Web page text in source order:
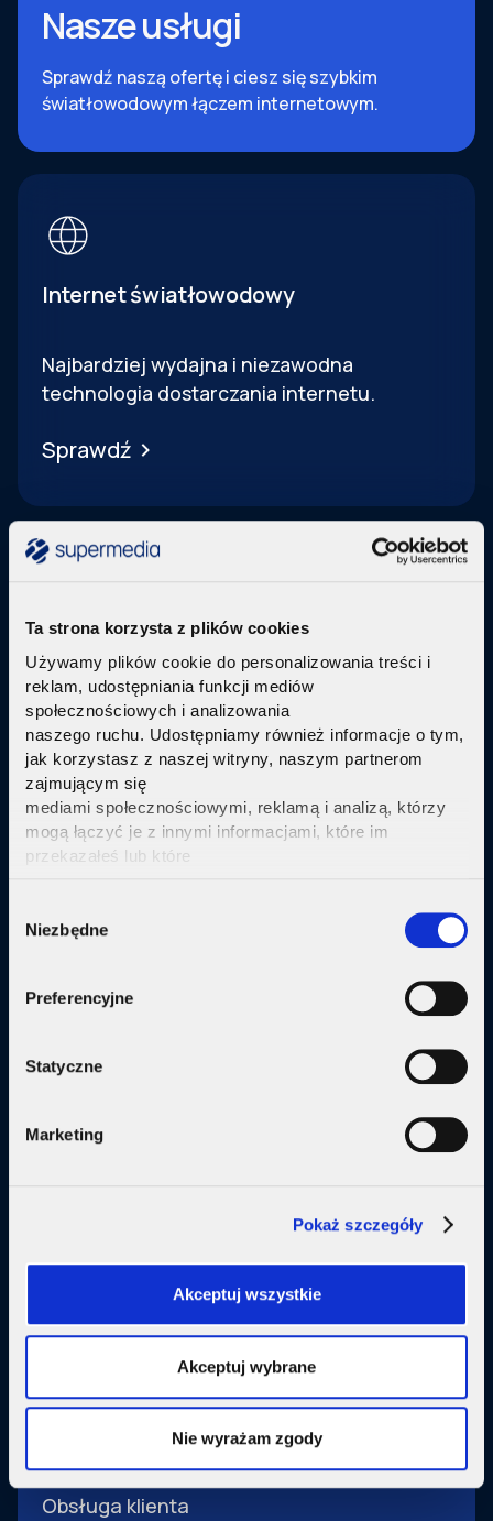
Ta strona korzysta z plików cookies
Używamy plików cookie do personalizowania treści i
reklam, udostępniania funkcji mediów
społecznościowych i analizowania
naszego ruchu. Udostępniamy również informacje o tym,
jak korzystasz z naszej witryny, naszym partnerom
zajmującym się
mediami społecznościowymi, reklamą i analizą, którzy
mogą łączyć je z innymi informacjami, które im
przekazałeś lub które
Selection
Niezbędne
Preferencyjne
Statyczne
Marketing
Pokaż szczegóły
Akceptuj wszystkie
Akceptuj wybrane
Nie wyrażam zgody
Nasze usługi
Sprawdź naszą ofertę i ciesz się szybkim
światłowodowym łączem internetowym.
Internet światłowodowy
Najbardziej wydajna i niezawodna
technologia dostarczania internetu.
Sprawdź
Telewizja Replay
Pakiety internetu z nowoczesną telewizją
technologi IPTV Replay TV.
Sprawdź
Internet + telewizja
Internet + plan komórkowy
Małe firmy
SupermediaGo
Pomoc i obsługa
Obsługa klienta